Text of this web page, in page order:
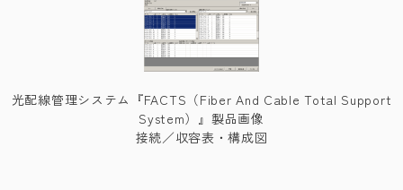
光配線管理システム『FACTS（Fiber And Cable Total Support
System）』製品画像
接続／収容表・構成図